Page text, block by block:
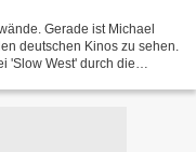
Gerade ist Michael
deutschen Kinos zu sehen.
'Slow West' durch die